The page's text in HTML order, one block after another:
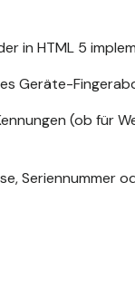
in HTML 5
Geräte-
(ob für
Seriennummer